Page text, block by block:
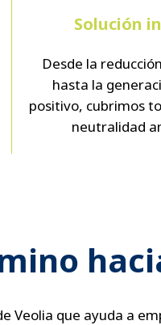
Solución
Desde la
hasta la
positivo, cubrimos
neutralidad
Veolia que ayuda a